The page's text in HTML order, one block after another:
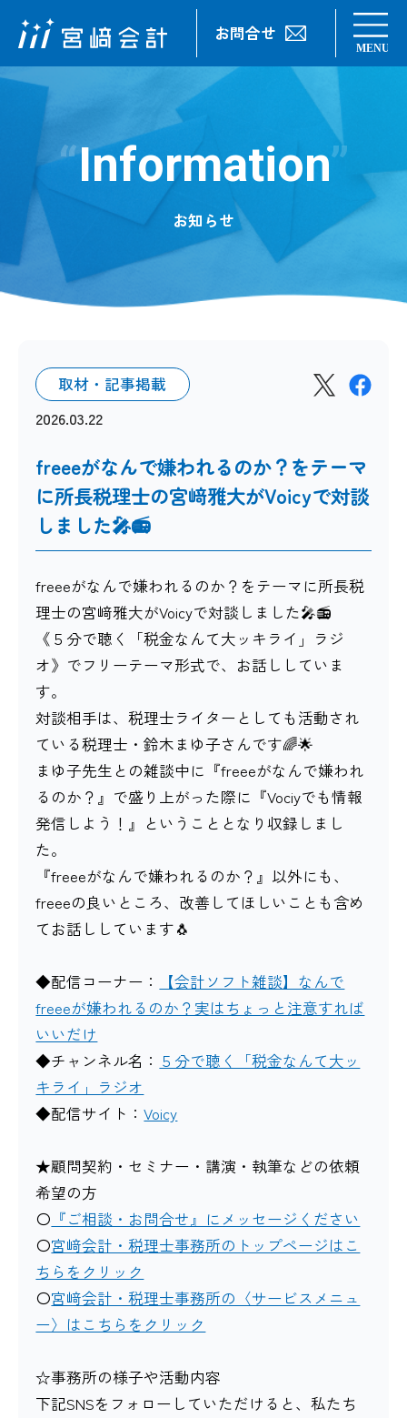
お問合せ
Information
お知らせ
2026.03.22
取材・記事掲載
freeeがなんで嫌われるのか？をテーマ
に所長税理士の宮﨑雅大がVoicyで対談
しました🎤📻
freeeがなんで嫌われるのか？をテーマに所長税
理士の宮﨑雅大がVoicyで対談しました🎤📻
《５分で聴く「税金なんて大ッキライ」ラジ
オ》でフリーテーマ形式で、お話ししていま
す。
対談相手は、税理士ライターとしても活動され
ている税理士・鈴木まゆ子さんです🌈🌟
まゆ子先生との雑談中に『freeeがなんで嫌われ
るのか？』で盛り上がった際に『Vociyでも情報
発信しよう！』ということとなり収録しまし
た。
『freeeがなんで嫌われるのか？』以外にも、
freeeの良いところ、改善してほしいことも含め
てお話ししています🐧
◆配信コーナー：
【会計ソフト雑談】なんで
freeeが嫌われるのか？実はちょっと注意すれば
いいだけ
◆チャンネル名： ５分で聴く「税金なんて大ッ
キライ」ラジオ
◆配信サイト：Voicy
★顧問契約・セミナー・講演・執筆などの依頼
希望の方
〇 『ご相談・お問合せ』にメッセージください
〇宮﨑会計・税理士事務所のトップページはこ
ちらをクリック
〇宮﨑会計・税理士事務所の〈サービスメニュ
ー〉はこちらをクリック
☆事務所の様子や活動内容
下記SNSをフォローしていただけると、私たち